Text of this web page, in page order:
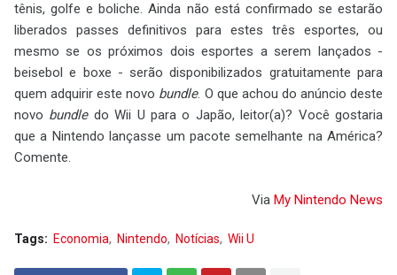
tênis, golfe e boliche. Ainda não está confirmado se estarão
liberados passes definitivos para estes três esportes, ou
mesmo se os próximos dois esportes a serem lançados -
beisebol e boxe - serão disponibilizados gratuitamente para
quem adquirir este novo bundle. O que achou do anúncio deste
novo bundledo Wii U para o Japão, leitor(a)? Você gostaria
que a Nintendo lançasse um pacote semelhante na América?
Comente.
Via My Nintendo News
Tags: Economia Nintendo Notícias Wii U